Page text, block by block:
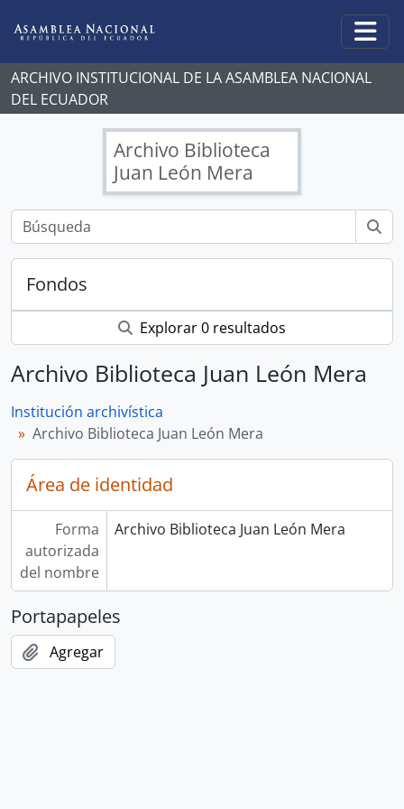
ARCHIVO INSTITUCIONAL DE LA ASAMBLEA NACIONAL
DEL ECUADOR
Archivo Biblioteca
Juan León Mera
Fondos
Explorar 0 resultados
Archivo Biblioteca Juan León Mera
Institución archivística
Archivo Biblioteca Juan León Mera
Área de identidad
Forma
autorizada
del nombre
Archivo Biblioteca Juan León Mera
Portapapeles
Agregar